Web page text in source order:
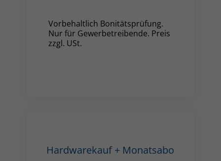
Vorbehaltlich Bonitätsprüfung.
Nur für Gewerbetreibende. Preis
zzgl. USt.
Hardwarekauf + Monatsabo